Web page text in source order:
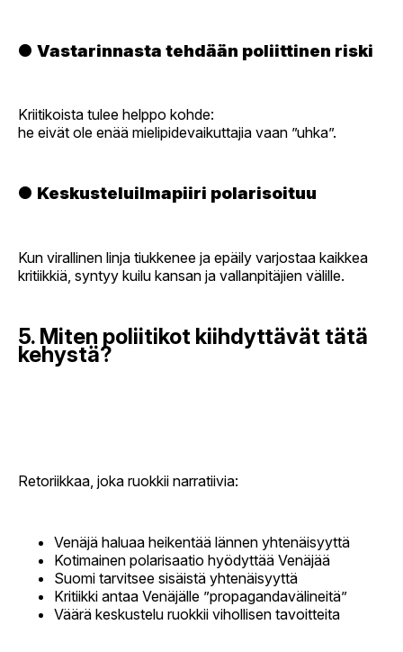
● Vastarinnasta tehdään poliittinen riski
Kriitikoista tulee helppo kohde:
he eivät ole enää mielipidevaikuttajia vaan ”uhka”.
● Keskusteluilmapiiri polarisoituu
Kun virallinen linja tiukkenee ja epäily varjostaa kaikkea
kritiikkiä, syntyy kuilu kansan ja vallanpitäjien välille.
5. Miten poliitikot kiihdyttävät tätä
kehystä?
Retoriikkaa, joka ruokkii narratiivia:
Venäjä haluaa heikentää lännen yhtenäisyyttä
Kotimainen polarisaatio hyödyttää Venäjää
Suomi tarvitsee sisäistä yhtenäisyyttä
Kritiikki antaa Venäjälle ”propagandavälineitä”
Väärä keskustelu ruokkii vihollisen tavoitteita